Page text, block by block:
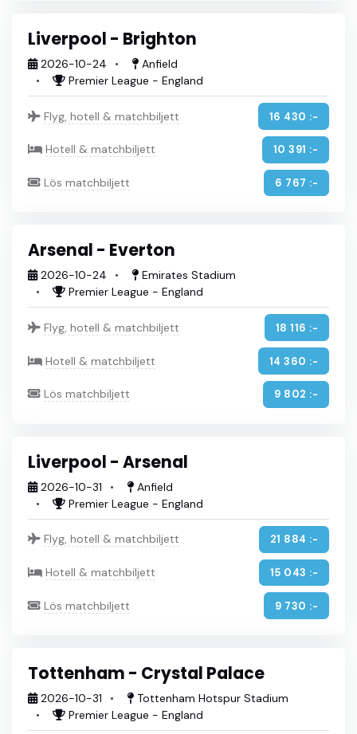
Liverpool - Brighton
2026-10-24
Anfield
Premier League - England
Flyg, hotell & matchbiljett 16 430 :-
Hotell & matchbiljett 10 391 :-
Lös matchbiljett 6 767 :-
Arsenal - Everton
2026-10-24
Emirates Stadium
Premier League - England
Flyg, hotell & matchbiljett 18 116 :-
Hotell & matchbiljett 14 360 :-
Lös matchbiljett 9 802 :-
Liverpool - Arsenal
2026-10-31
Anfield
Premier League - England
Flyg, hotell & matchbiljett 21 884 :-
Hotell & matchbiljett 15 043 :-
Lös matchbiljett 9 730 :-
Tottenham - Crystal Palace
2026-10-31
Tottenham Hotspur Stadium
Premier League - England